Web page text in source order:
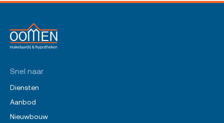
Snel naar
Diensten
Aanbod
Nieuwbouw